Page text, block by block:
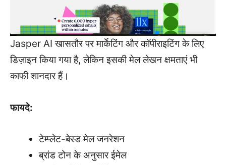
Jasper AI खासतौर पर मार्केटिंग और कॉपीराइटिंग के लिए
डिज़ाइन किया गया है, लेकिन इसकी मेल लेखन क्षमताएं भी
काफी शानदार हैं।
फायदे:
टेम्प्लेट-बेस्ड मेल जनरेशन
ब्रांड टोन के अनुसार ईमेल